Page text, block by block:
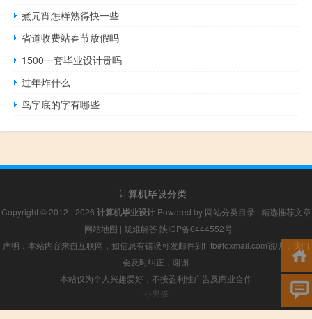
煮元宵怎样熟得快一些
省道收费站春节放假吗
1500一套毕业设计贵吗
过年炸什么
鸟字底的字有哪些
计算机毕设分类
Copyright © 2012 - 2026 计算机毕业设计Powered by 网站分类目录 | 精选推荐文章
| 网站地图 | 疑难解答 陕ICP备0444552号
声明：本站内容来自互联网，如信息有错误可发邮件到f_fb#foxmail.com说明，我们
会及时纠正，谢谢
本站仅为个人兴趣爱好，不接盈利性广告及商业合作
小男孩